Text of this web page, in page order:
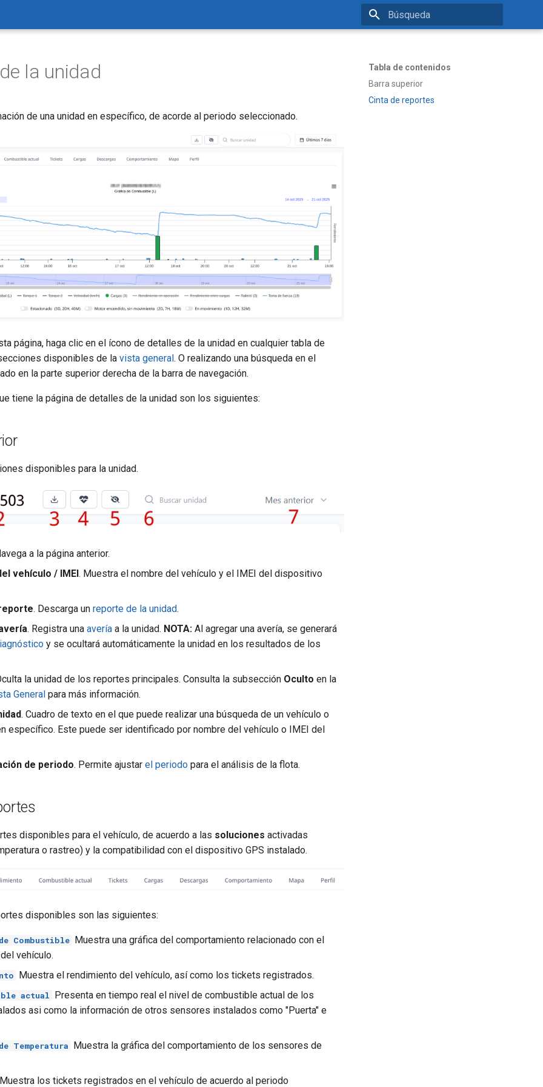
Tabla de contenidos
Barra superior
Cinta de reportes
la unidad
de una unidad en específico, de acorde al periodo seleccionado.
página, haga clic en el ícono de detalles de la unidad en cualquier tabla de
disponibles de la vista general. O realizando una búsqueda en el
en la parte superior derecha de la barra de navegación.
tiene la página de detalles de la unidad son los siguientes:
disponibles para la unidad.
a la página anterior.
vehículo / IMEI. Muestra el nombre del vehículo y el IMEI del dispositivo
. Descarga un reporte de la unidad.
. Registra una avería a la unidad. NOTA: Al agregar una avería, se generará
y se ocultará automáticamente la unidad en los resultados de los
la unidad de los reportes principales. Consulta la subsección Oculto en la
General para más información.
. Cuadro de texto en el que puede realizar una búsqueda de un vehículo o
específico. Este puede ser identificado por nombre del vehículo o IMEI del
de periodo. Permite ajustar el periodo para el análisis de la flota.
disponibles para el vehículo, de acuerdo a las soluciones activadas
o rastreo) y la compatibilidad con el dispositivo GPS instalado.
disponibles son las siguientes:
Combustible Muestra una gráfica del comportamiento relacionado con el
vehículo.
Muestra el rendimiento del vehículo, así como los tickets registrados.
actual Presenta en tiempo real el nivel de combustible actual de los
asi como la información de otros sensores instalados como "Puerta" e
Temperatura Muestra la gráfica del comportamiento de los sensores de
Muestra los tickets registrados en el vehículo de acuerdo al periodo